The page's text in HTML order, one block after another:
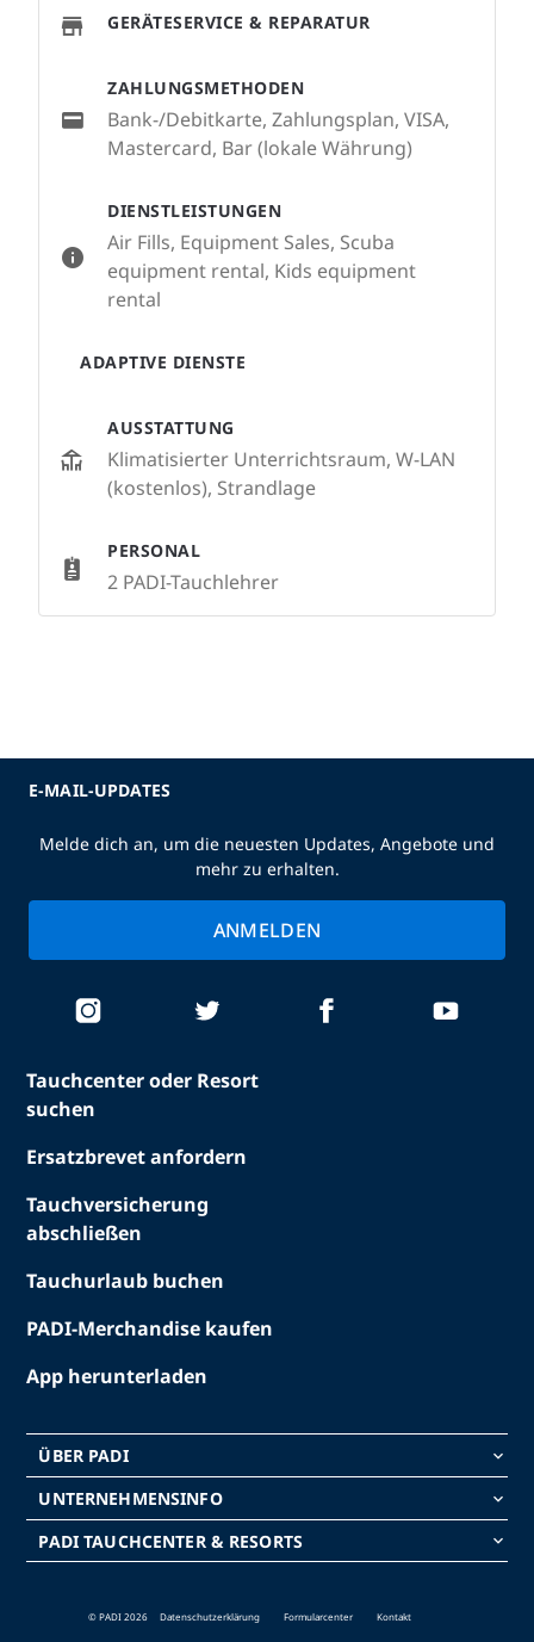
DIENSTLEISTUNGEN
Air Fills, Equipment Sales, Scuba
equipment rental, Kids equipment
rental
ADAPTIVE DIENSTE
AUSSTATTUNG
Klimatisierter Unterrichtsraum, W-LAN
(kostenlos), Strandlage
PERSONAL
2 PADI-Tauchlehrer
GERÄTESERVICE & REPARATUR
ZAHLUNGSMETHODEN
Bank-/Debitkarte, Zahlungsplan, VISA,
Mastercard, Bar (lokale Währung)
Tauchcenter oder Resort
suchen
Ersatzbrevet anfordern
Tauchversicherung
abschließen
Tauchurlaub buchen
PADI-Merchandise kaufen
App herunterladen
ÜBER PADI keyboard_arrow_down
UNTERNEHMENSINFO keyboard_arrow_down
PADI TAUCHCENTER & RESORTS keyboard_arrow_down
E-MAIL-UPDATES
Melde dich an, um die neuesten Updates, Angebote und
mehr zu erhalten.
ANMELDEN
© PADI 2026 Datenschutzerklärung Formularcenter Kontakt